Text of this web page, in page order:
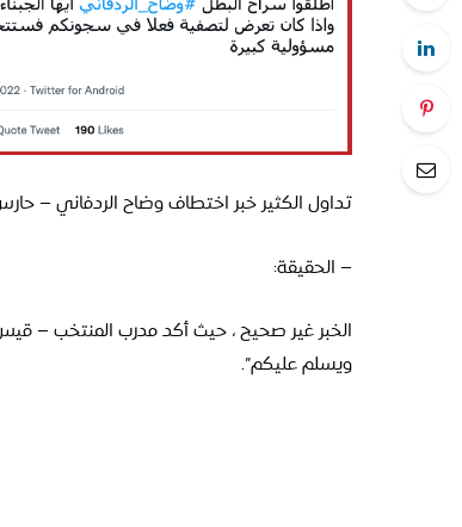
تداول الكثير خبر اختطاف وضاح الردفاني –
– الحقيقة:
الخبر غير صحيح ، حيث أكد مدرب المنتخب – قيس
ويسلم عليكم”.